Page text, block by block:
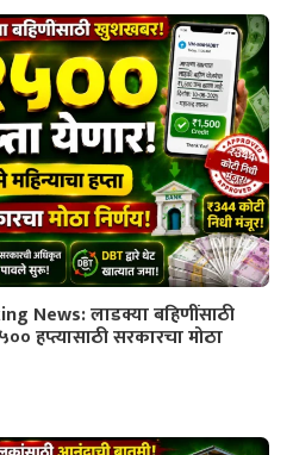
News: लाडक्या बहिणींसाठी
हप्त्यासाठी सरकारचा मोठा